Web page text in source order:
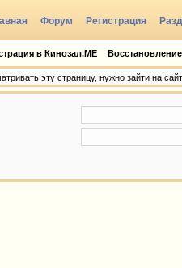
Форум Регистрация
в Кинозал.МЕ
эту страницу, нужно зайти на сайт